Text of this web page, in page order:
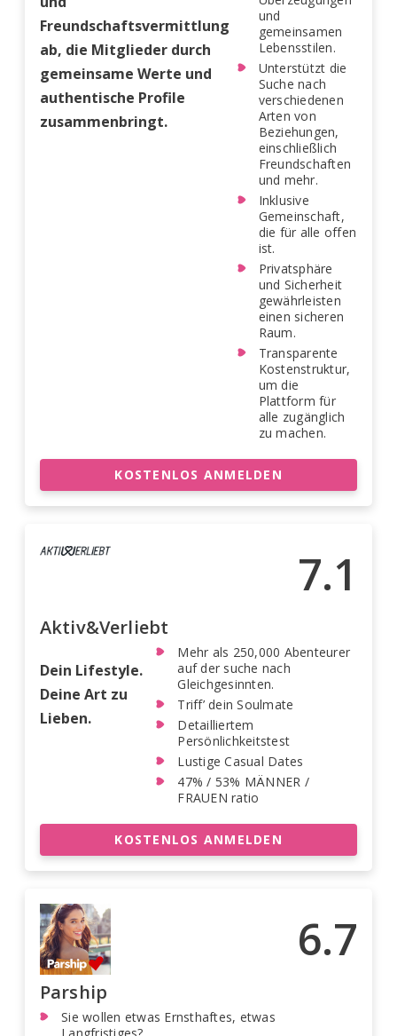
Freundschaftsvermittlung
ab, die Mitglieder durch
gemeinsame Werte und
authentische Profile
zusammenbringt.
und
gemeinsamen
Lebensstilen.
Unterstützt die
Suche nach
verschiedenen
Arten von
Beziehungen,
einschließlich
Freundschaften
und mehr.
Inklusive
Gemeinschaft,
die für alle offen
ist.
Privatsphäre
und Sicherheit
gewährleisten
einen sicheren
Raum.
Transparente
Kostenstruktur,
um die
Plattform für
alle zugänglich
zu machen.
KOSTENLOS ANMELDEN
7.1
Aktiv&Verliebt
Dein Lifestyle.
Deine Art zu
Lieben.
Mehr als 250,000 Abenteurer
auf der suche nach
Gleichgesinnten.
Triff’ dein Soulmate
Detailliertem
Persönlichkeitstest
Lustige Casual Dates
47% / 53% MÄNNER /
FRAUEN ratio
KOSTENLOS ANMELDEN
6.7
Parship
Sie wollen etwas Ernsthaftes, etwas